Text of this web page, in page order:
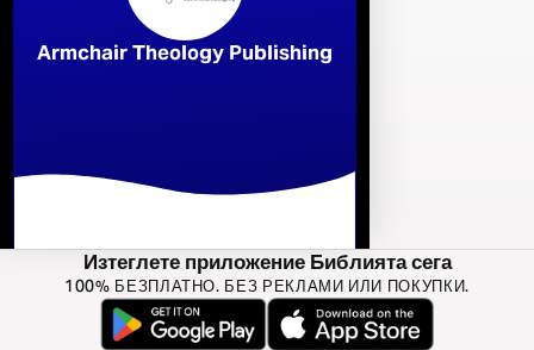
Armchair Theology Publishing
Изтеглете приложение Библията сега
100% БЕЗПЛАТНО. БЕЗ РЕКЛАМИ ИЛИ ПОКУПКИ.